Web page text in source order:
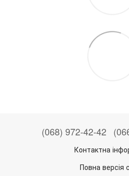
(068) 972-42-42
Контактна
Повна версія